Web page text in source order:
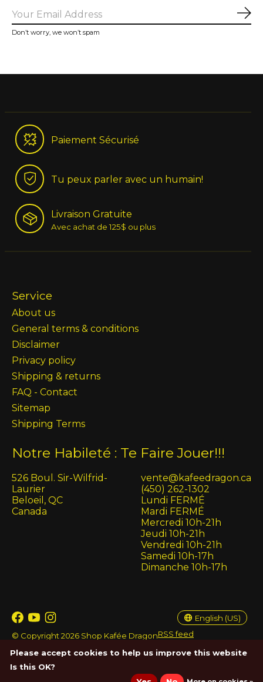
Don’t worry, we won’t spam
Paiement Sécurisé
Tu peux parler avec un humain!
Livraison Gratuite
Avec achat de 125$ ou plus
Service
About us
General terms & conditions
Disclaimer
Privacy policy
Shipping & returns
FAQ - Contact
Sitemap
Shipping Terms
Notre Habileté : Te Faire Jouer!!!
526 Boul. Sir-Wilfrid-
Laurier
Beloeil, QC
Canada
vente@kafeedragon.ca
(450) 262-1302
Lundi FERMÉ
Mardi FERMÉ
Mercredi 10h-21h
Jeudi 10h-21h
Vendredi 10h-21h
Samedi 10h-17h
Dimanche 10h-17h
© Copyright 2026 Shop Kafée DragonRSS feed
English (US)
English (US)
Please accept cookies to help us improve this website
Is this OK?